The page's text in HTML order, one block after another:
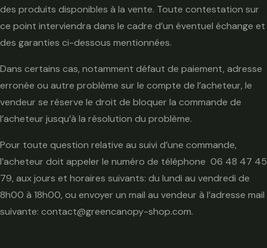
des produits disponibles à la vente. Toute contestation sur
ce point interviendra dans le cadre d’un éventuel échange et
des garanties ci-dessous mentionnées.
Dans certains cas, notamment défaut de paiement, adresse
erronée ou autre problème sur le compte de l’acheteur, le
vendeur se réserve le droit de bloquer la commande de
l’acheteur jusqu’à la résolution du problème.
Pour toute question relative au suivi d’une commande,
l’acheteur doit appeler le numéro de téléphone 06 48 47 45
79, aux jours et horaires suivants: du lundi au vendredi de
8h00 à 18h00, ou envoyer un mail au vendeur à l’adresse mail
suivante: contact@greencanopy-shop.com.